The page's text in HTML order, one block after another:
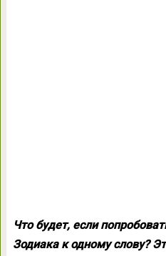
Что будет, если
Зодиака к одному слову?